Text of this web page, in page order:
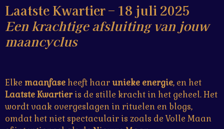
Laatste Kwartier – 18 juli 2025
Een krachtige afsluiting van jouw
maancyclus
Elke maanfase heeft haar unieke energie, en het
Laatste Kwartieris de stille kracht in het geheel. Het
wordt vaak overgeslagen in rituelen en blogs,
omdat het niet spectaculair is zoals de Volle Maan